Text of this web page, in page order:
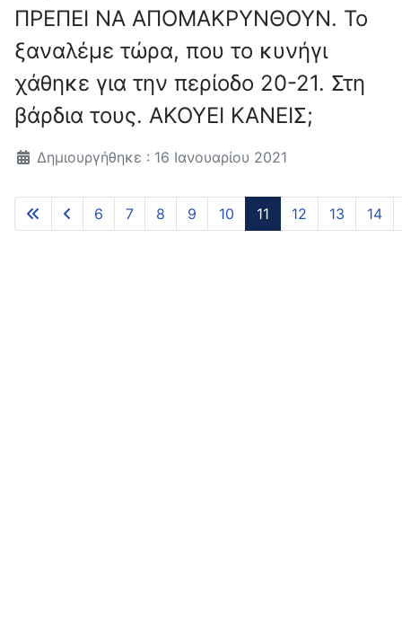
ΠΡΕΠΕΙ ΝΑ ΑΠΟΜΑΚΡΥΝΘΟΥΝ. Το
ξαναλέμε τώρα, που το κυνήγι
χάθηκε για την περίοδο 20-21. Στη
βάρδια τους. ΑΚΟΥΕΙ ΚΑΝΕΙΣ;
Λεπτομέρειες
Δημιουργήθηκε : 16 Ιανουαρίου 2021
6 7 8 9 10 11 12 13 14